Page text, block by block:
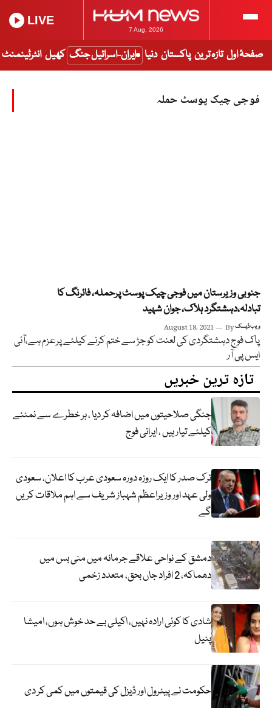
7 Aug, 2026
LIVE
صفحۂ اول تازہ ترین پاکستان دنیا ایران-اسرائیل جنگ کھیل انٹرٹینمنٹ
فوجی چیک پوسٹ حملہ
جنوبی وزیرستان میں فوجی چیک پوسٹ پرحملہ، فائرنگ کا
تبادلہ،دہشتگرد ہلاک، جوان شہید
August 18, 2021 Byویب ڈیسک
پاک فوج دہشتگردی کی لعنت کو جڑ سے ختم کرنے کیلئے پرعزم ہے،آئی
ایس پی آر
تازہ ترین خبریں
جنگی صلاحیتوں میں اضافہ کر دیا ، ہر خطرے سے نمٹنے
کیلئے تیار ہیں ، ایرانی فوج
ترک صدر کا ایک روزہ دورہ سعودی عرب کا اعلان، سعودی
ولی عہد اور وزیراعظم شہباز شریف سے اہم ملاقات کریں
گے
دمشق کے نواحی علاقے جرمانہ میں منی بس میں
دھماکہ، 2 افراد جاں بحق، متعدد زخمی
شادی کا کوئی ارادہ نہیں، اکیلی بے حد خوش ہوں، امیشا
پٹیل
حکومت نے پیٹرول اور ڈیزل کی قیمتوں میں کمی کر دی